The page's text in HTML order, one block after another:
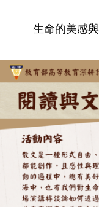
生命的美感